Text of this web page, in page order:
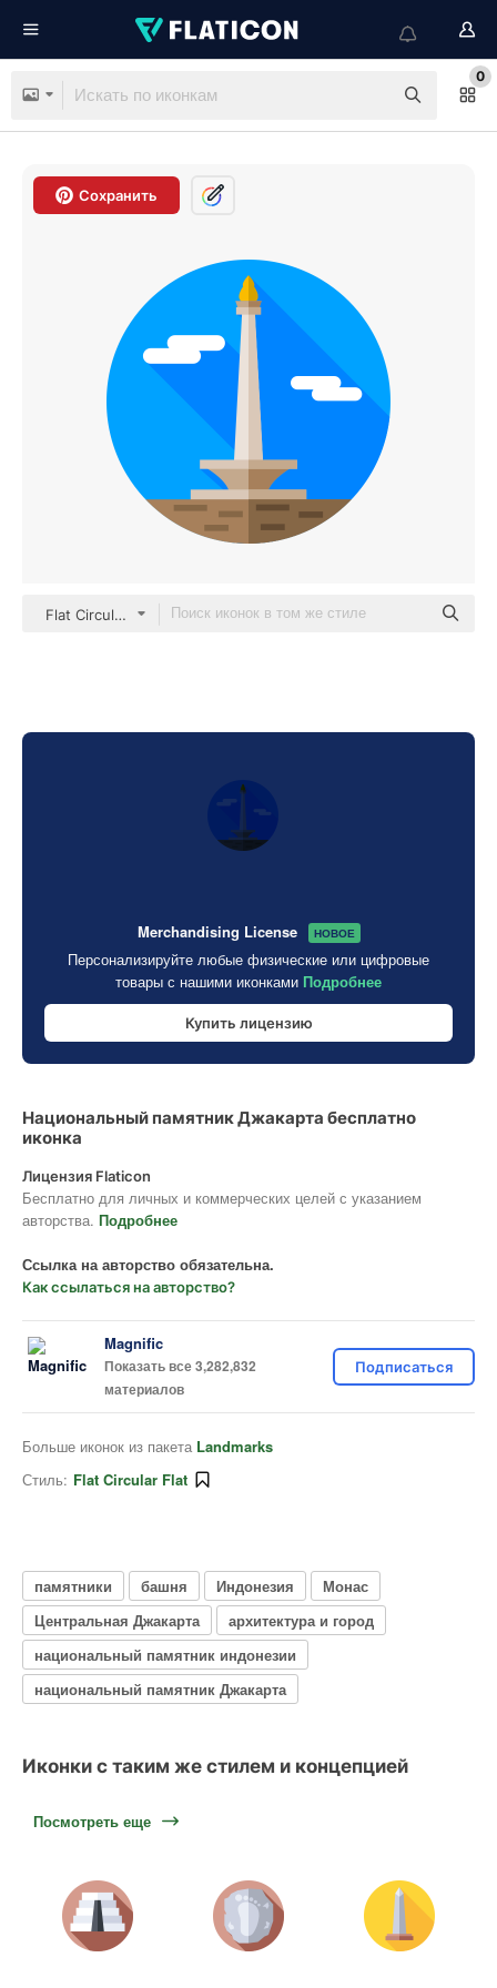
0
Сохранить
Flat Circular Flat
Merchandising License НОВОЕ
Персонализируйте любые физические или цифровые
товары с нашими иконками Подробнее
Купить лицензию
Национальный памятник Джакарта бесплатно
иконка
Лицензия Flaticon
Бесплатно для личных и коммерческих целей с указанием
авторства. Подробнее
Ссылка на авторство обязательна.
Как ссылаться на авторство?
Magnific
Показать все 3,282,832
материалов
Подписаться
Больше иконок из пакета Landmarks
Стиль: Flat Circular Flat
памятники башня Индонезия
Монас
Центральная Джакарта
архитектура и город
национальный памятник индонезии
национальный памятник Джакарта
Иконки с таким же стилем и концепцией
Посмотреть еще